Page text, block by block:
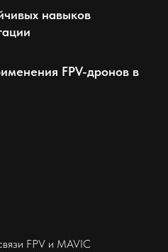
навыков
FPV-дронов в
FPV и MAVIC